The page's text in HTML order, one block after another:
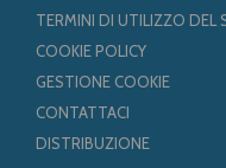
TERMINI DI UTILIZZO DEL
COOKIE POLICY
GESTIONE COOKIE
CONTATTACI
DISTRIBUZIONE